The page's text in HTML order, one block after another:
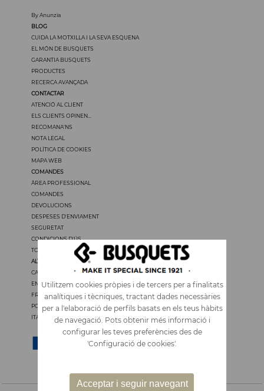
Utilitzem cookies pròpies i de tercers per a finalitats
analítiques i tècniques, tractant dades necessàries
per a l'elaboració de perfils basats en els teus hàbits
de navegació. Pots obtenir més informació i
configurar les teves preferències des de
'Configuració de cookies'.
Acceptar i seguir navegant
By Anunzia
BLOG
CUIDA LA MOTXILLA I LA SEVA ESQUENA
EL MÓN DE BUSQUETS
GARANTIA BUSQUETS
PRODUCTES
RECERCA AVANÇADA
CONTACTAR
ATENCIÓ AL CLIENT
ELS CLIENTS OPINEN...
RECOMANA'NS
NOTA LEGAL
POLÍTICA DE COOKIES
MAPA WEB
COMANDES
ÀREA PROFESSIONAL
COMANDES
DEVOLUCIONS
DESPESES D'ENVIAMENT
SEGURETAT
CONDICIONS D'ÚS
TOTS ELS PREUS TENEN IVA
ALTRES IDIOMES
CASTELLANO
ENGLISH
FRANÇAIS
PORTUGUÊS
ITALIANO